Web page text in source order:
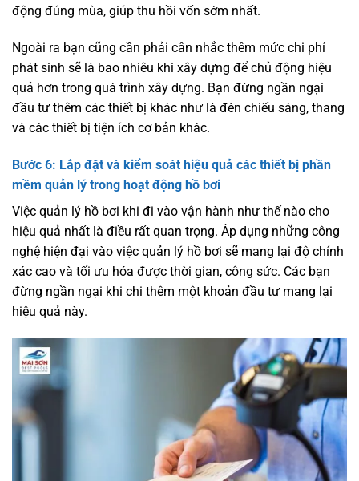
động đúng mùa, giúp thu hồi vốn sớm nhất.
Ngoài ra bạn cũng cần phải cân nhắc thêm mức chi phí
phát sinh sẽ là bao nhiêu khi xây dựng để chủ động hiệu
quả hơn trong quá trình xây dựng. Bạn đừng ngần ngại
đầu tư thêm các thiết bị khác như là đèn chiếu sáng, thang
và các thiết bị tiện ích cơ bản khác.
Bước 6: Lắp đặt và kiểm soát hiệu quả các thiết bị phần
mềm quản lý trong hoạt động hồ bơi
Việc quản lý hồ bơi khi đi vào vận hành như thế nào cho
hiệu quả nhất là điều rất quan trọng. Áp dụng những công
nghệ hiện đại vào việc quản lý hồ bơi sẽ mang lại độ chính
xác cao và tối ưu hóa được thời gian, công sức. Các bạn
đừng ngần ngại khi chi thêm một khoản đầu tư mang lại
hiệu quả này.